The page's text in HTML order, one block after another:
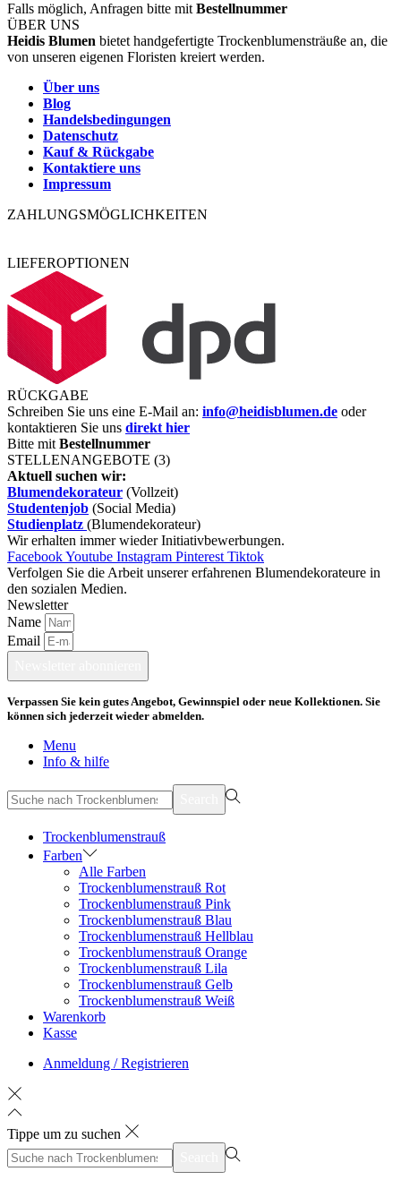
Falls möglich, Anfragen bitte mit Bestellnummer
ÜBER UNS
Heidis Blumen bietet handgefertigte Trockenblumensträuße an, die
von unseren eigenen Floristen kreiert werden.
Über uns
Blog
Handelsbedingungen
Datenschutz
Kauf & Rückgabe
Kontaktiere uns
Impressum
ZAHLUNGSMÖGLICHKEITEN
LIEFEROPTIONEN
RÜCKGABE
Schreiben Sie uns eine E-Mail an: info@heidisblumen.de oder
kontaktieren Sie uns direkt hier
Bitte mit Bestellnummer
STELLENANGEBOTE (3)
Aktuell suchen wir:
Blumendekorateur (Vollzeit)
Studentenjob (Social Media)
Studienplatz (Blumendekorateur)
Wir erhalten immer wieder Initiativbewerbungen.
FacebookYoutube Instagram Pinterest Tiktok
Verfolgen Sie die Arbeit unserer erfahrenen Blumendekorateure in
den sozialen Medien.
Newsletter
Name
Email
Verpassen Sie kein gutes Angebot, Gewinnspiel oder neue Kollektionen. Sie
können sich jederzeit wieder abmelden.
Menu
Info & hilfe
suchen
nach>
Trockenblumenstrauß
Farben
Alle Farben
Trockenblumenstrauß Rot
Trockenblumenstrauß Pink
Trockenblumenstrauß Blau
Trockenblumenstrauß Hellblau
Trockenblumenstrauß Orange
Trockenblumenstrauß Lila
Trockenblumenstrauß Gelb
Trockenblumenstrauß Weiß
Warenkorb
Kasse
Anmeldung / Registrieren
Tippe um zu suchen
suchen
nach>